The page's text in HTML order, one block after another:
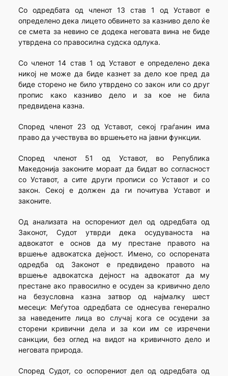
Со одредбата од членот 13 став 1 од Уставот е
определено дека лицето обвинето за казниво дело ќе
се смета за невино се додека неговата вина не биде
утврдена со правосилна судска одлука.
Со членот 14 став 1 од Уставот е определено дека
никој не може да биде казнет за дело кое пред да
биде сторено не било утврдено со закон или со друг
пропис како казниво дело и за кое не била
предвидена казна.
Според членот 23 од Уставот, секој граѓанин има
право да учествува во вршењето на јавни функции.
Според членот 51 од Уставот, во Република
Македонија законите мораат да бидат во согласност
со Уставот, а сите други прописи со Уставот и со
закон. Секој е должен да ги почитува Уставот и
законите.
Од анализата на оспорениот дел од одредбата од
Законот, Судот утврди дека осудуваноста на
адвокатот е основ да му престане правото на
вршење адвокатска дејност. Имено, со оспорената
одредба од Законот е предвидено правото на
вршење адвокатска дејност на адвокатот да му
престане ако правосилно е осуден за кривично дело
на безусловна казна затвор од најмалку шест
месеци: Меѓутоа одредбата се однесува генерално
за наведените лица во случај кога се осудени за
сторени кривични дела и за кои им се изречени
санкции, без оглед на видот на кривичното дело и
неговата природа.
Според Судот, со оспорениот дел од одредбата од